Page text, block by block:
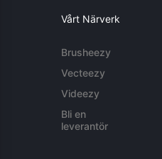
Vårt Närverk
Brusheezy
Vecteezy
Videezy
Bli en
leverantör